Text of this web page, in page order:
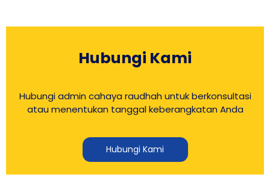
Hubungi Kami
Hubungi admin cahaya raudhah untuk berkonsultasi
atau menentukan tanggal keberangkatan Anda
Hubungi Kami